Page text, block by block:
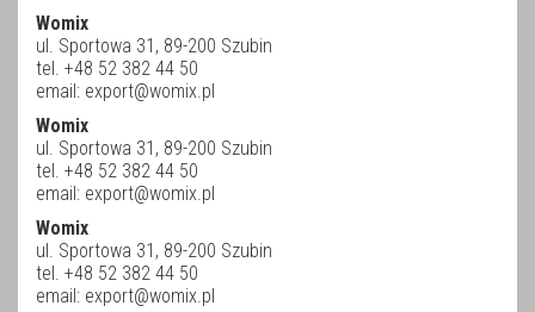
Womix
ul. Sportowa 31, 89-200 Szubin
tel. +48 52 382 44 50
email: export@womix.pl
Womix
ul. Sportowa 31, 89-200 Szubin
tel. +48 52 382 44 50
email: export@womix.pl
Womix
ul. Sportowa 31, 89-200 Szubin
tel. +48 52 382 44 50
email: export@womix.pl